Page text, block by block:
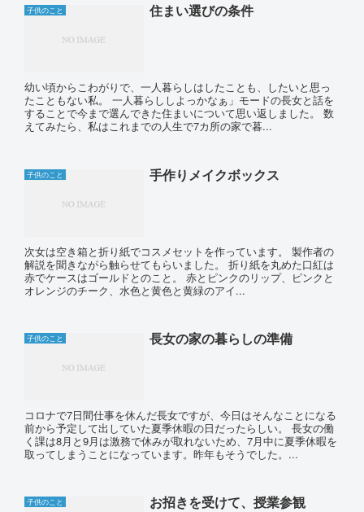
子供のこと 住まい選びの条件
幼い頃からこわがりで、一人暮らしはしたことも、したいと思っ
たこともない私。 一人暮らししよっかなぁ」モードの長女と話を
することで今まで選んできた住まいについて思い返しました。 数
えてみたら、私はこれまでの人生で7カ所の家で暮...
子供のこと 手作りメイクボックス
次女は空き箱と折り紙でコスメセットを作っています。 製作者の
解説を聞きながら触らせてもらいました。 折り紙を丸めた口紅は
赤でケースはゴールドとのこと。 赤とピンクのリップ、ピンクと
オレンジのチーク、水色と黄色と黄緑のアイ...
子供のこと 長女の家の暮らしの準備
コロナで7日間仕事を休んだ長女ですが、今日はそんなことになる
前から予定して出していた夏季休暇の日だったらしい。 長女の働
く課は8月と9月は激務で休みが取れないため、7月中に夏季休暇を
取ってしまうことになっています。昨年もそうでした。...
子供のこと お招きを受けて、授業参観